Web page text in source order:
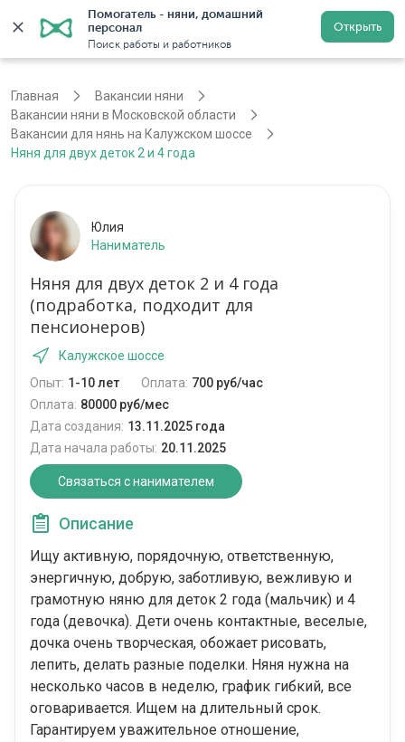
Помогатель - няни, домашний
персонал
Поиск работы и работников
Открыть
Регистрация
Главная
Вакансии няни
Вакансии няни в Московской области
Вакансии для нянь на Калужском шоссе
Няня для двух деток 2 и 4 года
Юлия
Наниматель
Няня для двух деток 2 и 4 года
(подработка, подходит для
пенсионеров)
Калужское шоссе
Опыт: 1-10 лет Оплата: 700 руб/час
Оплата: 80000 руб/мес
Дата создания: 13.11.2025 года
Дата начала работы: 20.11.2025
Связаться с нанимателем
Описание
Ищу активную, порядочную, ответственную,
энергичную, добрую, заботливую, вежливую и
грамотную няню для деток 2 года (мальчик) и 4
года (девочка). Дети очень контактные, веселые,
дочка очень творческая, обожает рисовать,
лепить, делать разные поделки. Няня нужна на
несколько часов в неделю, график гибкий, все
оговаривается. Ищем на длительный срок.
Гарантируем уважительное отношение,